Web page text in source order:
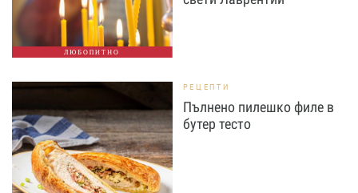
ЛЮБОПИТНО
РЕЦЕПТИ
Пълнено пилешко филе в
бутер тесто